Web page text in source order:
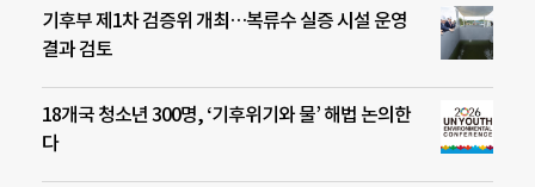
기후부 제1차 검증위 개최…복류수 실증 시설 운영
결과 검토
18개국 청소년 300명, ‘기후위기와 물’ 해법 논의한
다